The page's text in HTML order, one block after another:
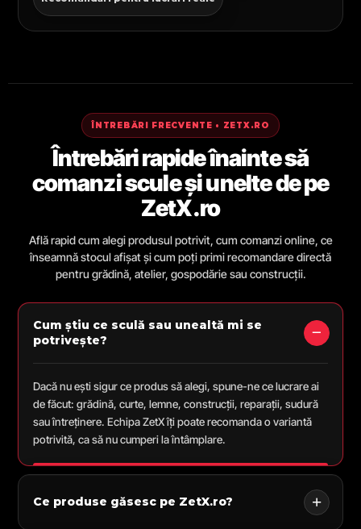
ÎNTREBĂRI FRECVENTE • ZETX.RO
Întrebări rapide înainte să
comanzi scule și unelte de pe
ZetX.ro
Află rapid cum alegi produsul potrivit, cum comanzi online, ce
înseamnă stocul afișat și cum poți primi recomandare directă
pentru grădină, atelier, gospodărie sau construcții.
Cum știu ce sculă sau unealtă mi se
potrivește?
Dacă nu ești sigur ce produs să alegi, spune-ne ce lucrare ai
de făcut: grădină, curte, lemne, construcții, reparații, sudură
sau întreținere. Echipa ZetX îți poate recomanda o variantă
potrivită, ca să nu cumperi la întâmplare.
Ce produse găsesc pe ZetX.ro?